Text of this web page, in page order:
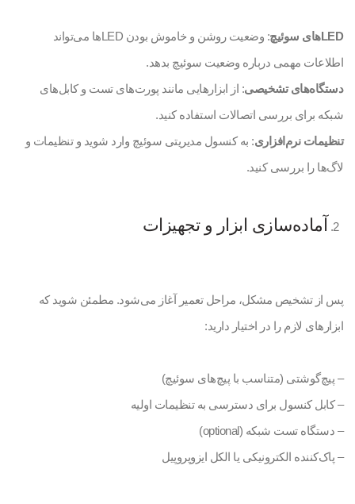
LEDهای سوئیچ
: وضعیت روشن و خاموش بودن LEDها می‌تواند
اطلاعات مهمی درباره وضعیت سوئیچ بدهد.
دستگاه‌های تشخیصی: از ابزارهایی مانند پورت‌های تست و کابل‌های
شبکه برای بررسی اتصالات استفاده کنید.
تنظیمات نرم‌افزاری: به کنسول مدیریتی سوئیچ وارد شوید و تنظیمات و
لاگ‌ها را بررسی کنید.
آماده‌سازی ابزار و تجهیزات
پس از تشخیص مشکل، مراحل تعمیر آغاز می‌شود. مطمئن شوید که
ابزارهای لازم را در اختیار دارید:
– پیچ‌گوشتی (متناسب با پیچ‌های سوئیچ)
– کابل کنسول برای دسترسی به تنظیمات اولیه
– دستگاه تست شبکه (optional)
– پاک‌کننده الکترونیکی یا الکل ایزوپروپیل